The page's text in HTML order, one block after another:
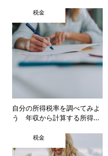
税金
自分の所得税率を調べてみよ
う 年収から計算する所得...
税金